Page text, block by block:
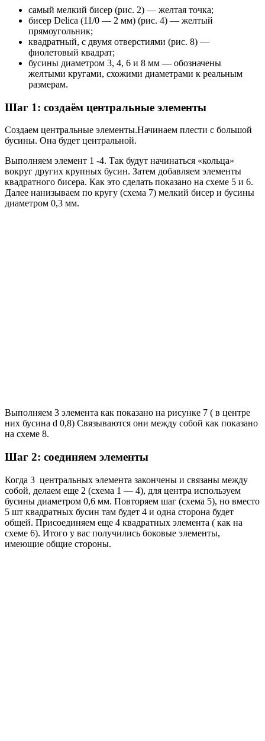
самый мелкий бисер (рис. 2) — желтая точка;
бисер Delica (11/0 — 2 мм) (рис. 4) — желтый
прямоугольник;
квадратный, с двумя отверстиями (рис. 8) —
фиолетовый квадрат;
бусины диаметром 3, 4, 6 и 8 мм — обозначены
желтыми кругами, схожими диаметрами к реальным
размерам.
Шаг 1: создаём центральные элементы
Создаем центральные элементы.Начинаем плести с большой
бусины. Она будет центральной.
Выполняем элемент 1 -4. Так будут начинаться «кольца»
вокруг других крупных бусин. Затем добавляем элементы
квадратного бисера. Как это сделать показано на схеме 5 и 6.
Далее нанизываем по кругу (схема 7) мелкий бисер и бусины
диаметром 0,3 мм.
Выполняем 3 элемента как показано на рисунке 7 ( в центре
них бусина d 0,8) Связываются они между собой как показано
на схеме 8.
Шаг 2: соединяем элементы
Когда 3 центральных элемента закончены и связаны между
собой, делаем еще 2 (схема 1 — 4), для центра используем
бусины диаметром 0,6 мм. Повторяем шаг (схема 5), но вместо
5 шт квадратных бусин там будет 4 и одна сторона будет
общей. Присоединяем еще 4 квадратных элемента ( как на
схеме 6). Итого у вас получились боковые элементы,
имеющие общие стороны.